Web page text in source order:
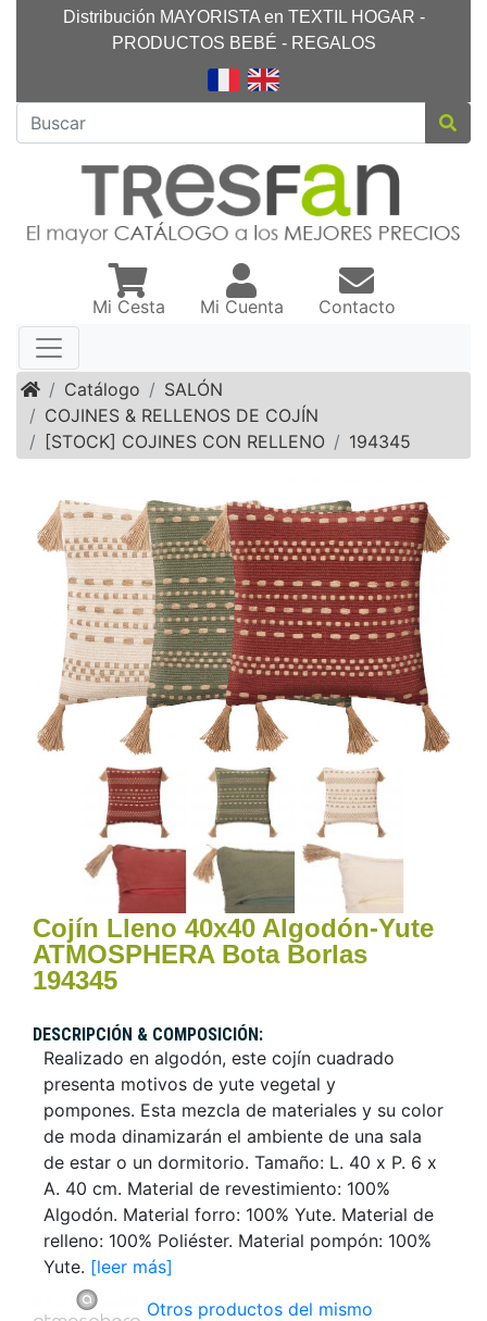
Distribución MAYORISTA en TEXTIL HOGAR -
PRODUCTOS BEBÉ - REGALOS
Mi Cesta Mi Cuenta Contacto
InicioCatálogo
SALÓN
COJINES & RELLENOS DE COJÍN
[STOCK] COJINES CON RELLENO
194345
Cojín Lleno 40x40 Algodón-Yute
ATMOSPHERA Bota Borlas
194345
DESCRIPCIÓN & COMPOSICIÓN:
Realizado en algodón, este cojín cuadrado
presenta motivos de yute vegetal y
pompones. Esta mezcla de materiales y su color
de moda dinamizarán el ambiente de una sala
de estar o un dormitorio. Tamaño: L. 40 x P. 6 x
A. 40 cm. Material de revestimiento: 100%
Algodón. Material forro: 100% Yute. Material de
relleno: 100% Poliéster. Material pompón: 100%
Yute. [leer más]
Otros productos del mismo